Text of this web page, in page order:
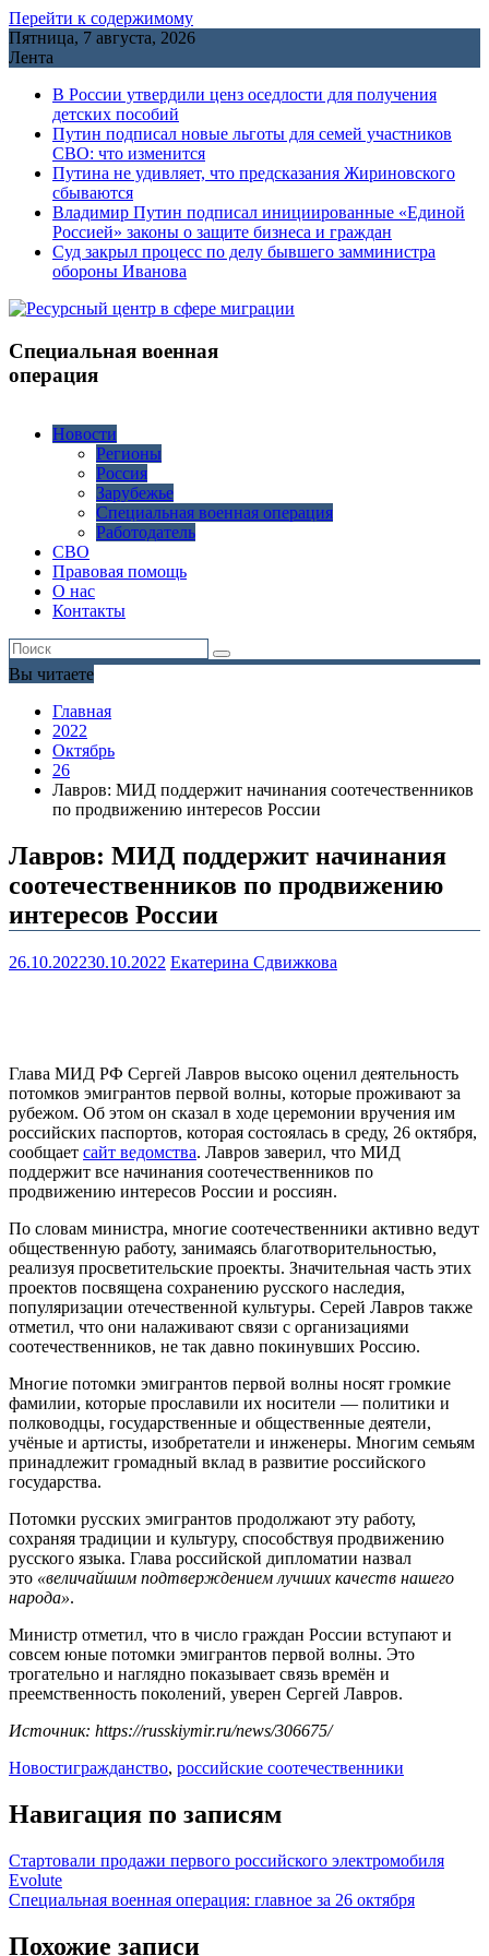
Перейти к содержимому
Пятница, 7 августа, 2026
Лента
В России утвердили ценз оседлости для получения
детских пособий
Путин подписал новые льготы для семей участников
СВО: что изменится
Путина не удивляет, что предсказания Жириновского
сбываются
Владимир Путин подписал инициированные «Единой
Россией» законы о защите бизнеса и граждан
Cуд закрыл процесс по делу бывшего замминистра
обороны Иванова
Специальная военная
операция
Новости
Регионы
Россия
Зарубежье
Специальная военная операция
Работодатель
СВО
Правовая помощь
О нас
Контакты
Вы читаете
Главная
2022
Октябрь
26
Лавров: МИД поддержит начинания соотечественников
по продвижению интересов России
Лавров: МИД поддержит начинания
соотечественников по продвижению
интересов России
26.10.202230.10.2022 Екатерина Сдвижкова
Глава МИД РФ Сергей Лавров высоко оценил деятельность
потомков эмигрантов первой волны, которые проживают за
рубежом. Об этом он сказал в ходе церемонии вручения им
российских паспортов, которая состоялась в среду, 26 октября,
сообщает сайт ведомства. Лавров заверил, что МИД
поддержит все начинания соотечественников по
продвижению интересов России и россиян.
По словам министра, многие соотечественники активно ведут
общественную работу, занимаясь благотворительностью,
реализуя просветительские проекты. Значительная часть этих
проектов посвящена сохранению русского наследия,
популяризации отечественной культуры. Серей Лавров также
отметил, что они налаживают связи с организациями
соотечественников, не так давно покинувших Россию.
Многие потомки эмигрантов первой волны носят громкие
фамилии, которые прославили их носители — политики и
полководцы, государственные и общественные деятели,
учёные и артисты, изобретатели и инженеры. Многим семьям
принадлежит громадный вклад в развитие российского
государства.
Потомки русских эмигрантов продолжают эту работу,
сохраняя традиции и культуру, способствуя продвижению
русского языка. Глава российской дипломатии назвал
это «величайшим подтверждением лучших качеств нашего
народа».
Министр отметил, что в число граждан России вступают и
совсем юные потомки эмигрантов первой волны. Это
трогательно и наглядно показывает связь времён и
преемственность поколений, уверен Сергей Лавров.
Источник: https://russkiymir.ru/news/306675/
Новостигражданство, российские соотечественники
Навигация по записям
Стартовали продажи первого российского электромобиля
Evolute
Специальная военная операция: главное за 26 октября
Похожие записи